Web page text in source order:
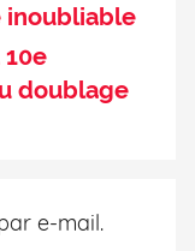
inoubliable
doublage
e-mail.